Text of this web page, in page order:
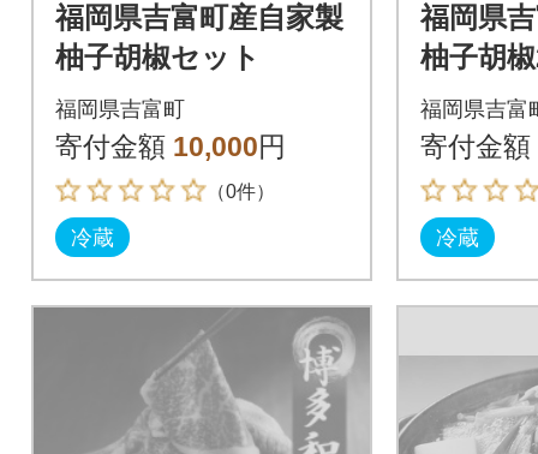
福岡県吉富町産自家製
柚子胡椒セット
福岡県吉富町
寄付金額 10,000円
（0件）
冷蔵
福岡県
柚子胡
珈琲の
リップ
ト
福岡県吉富
寄付金額
冷蔵